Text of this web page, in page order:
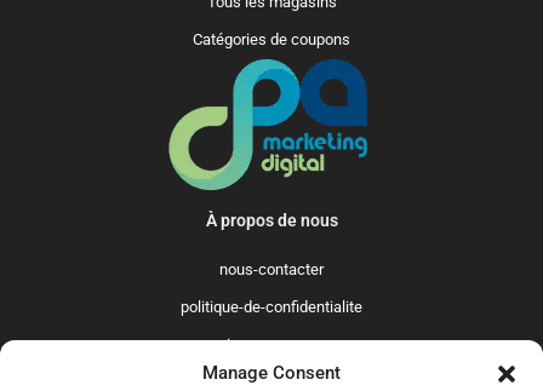
Manage Consent
Catégories de coupons
À propos de nous
nous-contacter
politique-de-confidentialite
qui-sommes-nous